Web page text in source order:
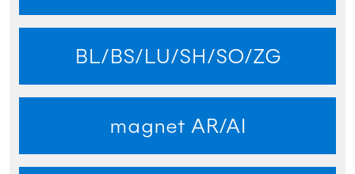
BL/BS/LU/SH/SO/ZG
magnet AR/AI